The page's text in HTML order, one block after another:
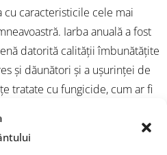
cu caracteristicile cele mai
Iarba anuală a fost
datorită calității îmbunătățite
și dăunători și a ușurinței de
tratate cu fungicide, cum ar fi
bolile de tip "seedling blight"